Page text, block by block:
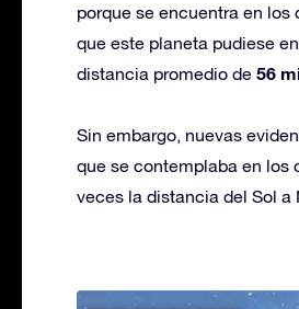
porque se encuentra en
que este planeta pudiese
distancia promedio de 56
Sin embargo, nuevas
que se contemplaba en los
veces la distancia del Sol a